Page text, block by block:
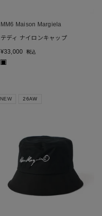
MM6 Maison Margiela
テディ ナイロンキャップ
¥33,000 税込
NEW 26AW